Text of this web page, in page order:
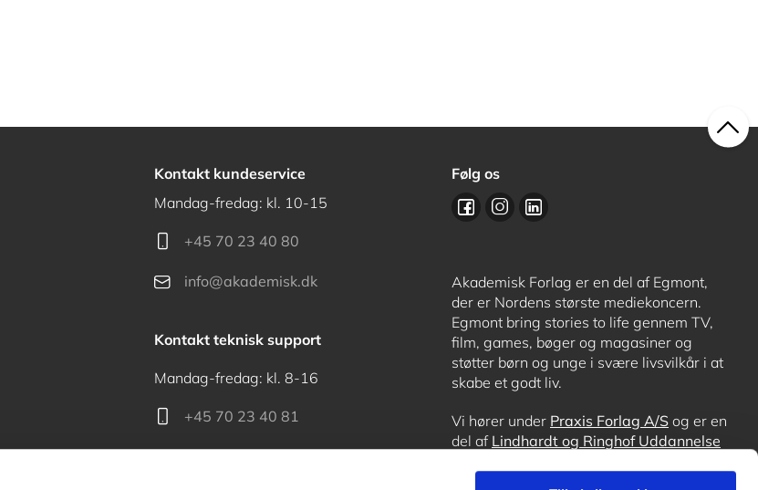
Kontakt kundeservice
Mandag-fredag: kl. 10-15
+45 70 23 40 80
info@akademisk.dk
Kontakt teknisk support
Mandag-fredag: kl. 8-16
+45 70 23 40 81
Følg os
Akademisk Forlag er en del af Egmont,
der er Nordens største mediekoncern.
Egmont bring stories to life gennem TV,
film, games, bøger og magasiner og
støtter børn og unge i svære livsvilkår i at
skabe et godt liv.
Vi hører under Praxis Forlag A/S og er en
del af Lindhardt og Ringhof Uddannelse